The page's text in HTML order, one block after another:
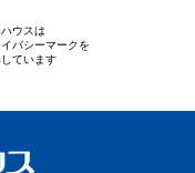
ウスは
バシーマークを
ています